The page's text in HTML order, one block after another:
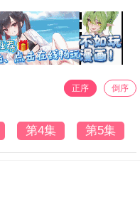
正序 倒序
第4集 第5集